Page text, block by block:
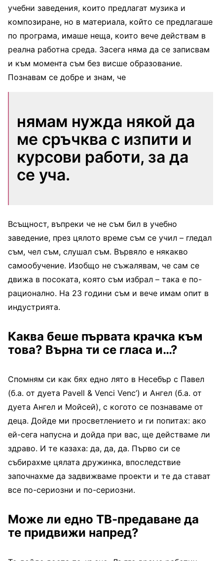
учебни заведения, които предлагат музика и
композиране, но в материала, който се предлагаше
по програма, имаше неща, които вече действам в
реална работна среда. Засега няма да се записвам
и към момента съм без висше образование.
Познавам се добре и знам, че
нямам нужда някой да
ме сръчква с изпити и
курсови работи, за да
се уча.
Всъщност, въпреки че не съм бил в учебно
заведение, през цялото време съм се учил – гледал
съм, чел съм, слушал съм. Вървяло е някакво
самообучение. Изобщо не съжалявам, че сам се
движа в посоката, която съм избрал – така е по-
рационално. На 23 години съм и вече имам опит в
индустрията.
Каква беше първата крачка към
това? Върна ти се гласа и…?
Спомням си как бях едно лято в Несебър с Павел
(б.а. от дуета Pavell & Venci Venc’) и Ангел (б.а. от
дуета Ангел и Мойсей), с когото се познаваме от
деца. Дойде ми просветлението и ги попитах: ако
ей-сега напусна и дойда при вас, ще действаме ли
здраво. И те казаха: да, да, да. Първо си се
събирахме цялата дружинка, впоследствие
започнахме да задвижваме проекти и те да стават
все по-сериозни и по-сериозни.
Може ли едно ТВ-предаване да
те придвижи напред?